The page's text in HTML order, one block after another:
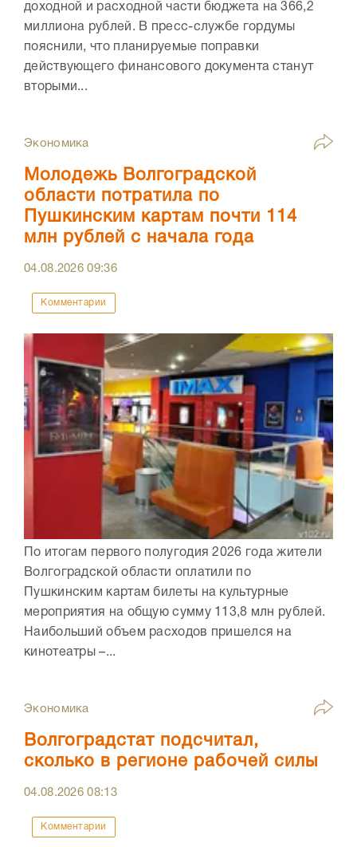
доходной и расходной части бюджета на 366,2
миллиона рублей. В пресс-службе гордумы
пояснили, что планируемые поправки
действующего финансового документа станут
вторыми...
Экономика
Молодежь Волгоградской
области потратила по
Пушкинским картам почти 114
млн рублей с начала года
04.08.202609:36
Комментарии
По итогам первого полугодия 2026 года жители
Волгоградской области оплатили по
Пушкинским картам билеты на культурные
мероприятия на общую сумму 113,8 млн рублей.
Наибольший объем расходов пришелся на
кинотеатры –...
Экономика
Волгоградстат подсчитал,
сколько в регионе рабочей силы
04.08.202608:13
Комментарии